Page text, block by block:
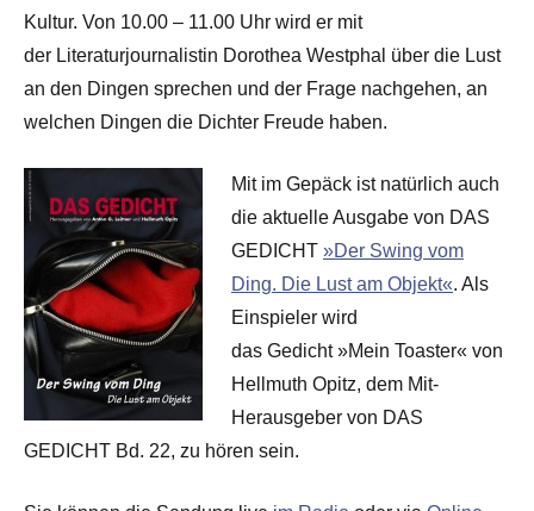
Kultur. Von 10.00 – 11.00 Uhr wird er mit
der Literaturjournalistin Dorothea Westphal über die Lust
an den Dingen sprechen und der Frage nachgehen, an
welchen Dingen die Dichter Freude haben.
Mit im Gepäck ist natürlich auch
die aktuelle Ausgabe von DAS
GEDICHT »Der Swing vom
Ding. Die Lust am Objekt«. Als
Einspieler wird
das Gedicht »Mein Toaster« von
Hellmuth Opitz, dem Mit-
Herausgeber von DAS
GEDICHT Bd. 22, zu hören sein.